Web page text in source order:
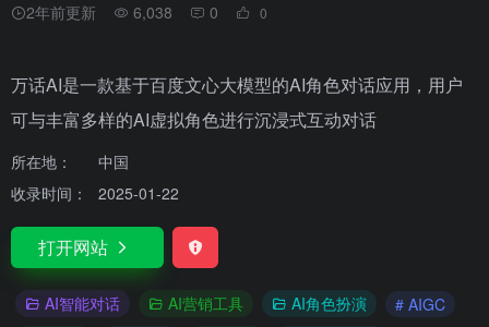
2年前更新 6,038 0 0
万话AI是一款基于百度文心大模型的AI角色对话应用，用户
可与丰富多样的AI虚拟角色进行沉浸式互动对话
所在地：
中国
收录时间：
2025-01-22
打开网站
AI智能对话 AI营销工具 AI角色扮演
# AIGC